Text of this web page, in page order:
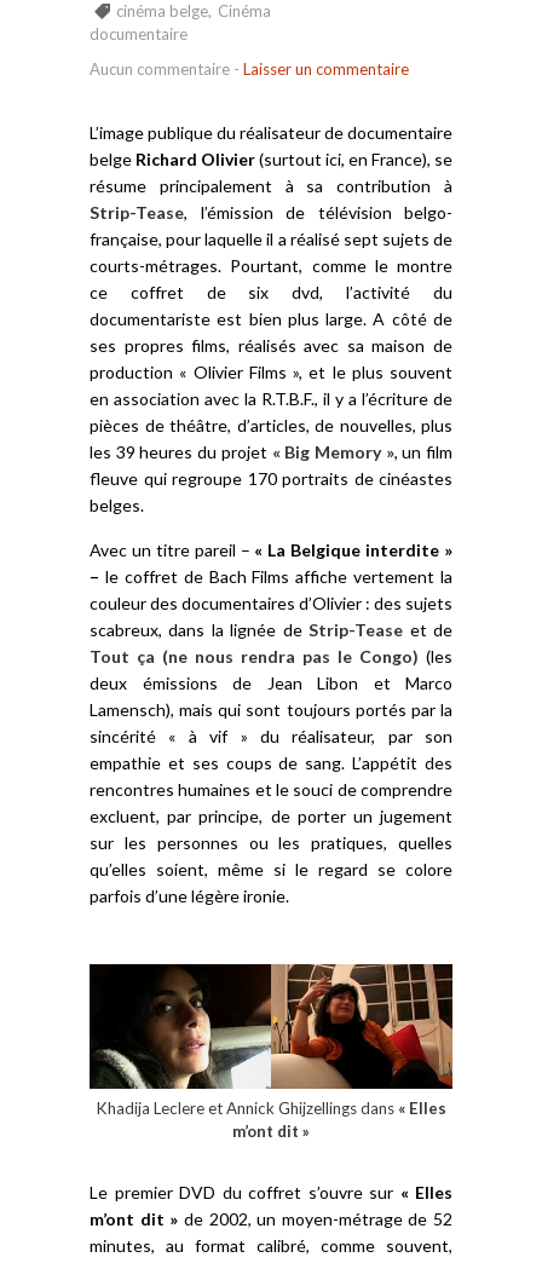
cinéma belge, Cinéma
documentaire
Aucun commentaire - Laisser un commentaire
L’image publique du réalisateur de documentaire
belge Richard Olivier(surtout ici, en France), se
résume principalement à sa contribution à
Strip-Tease, l’émission de télévision belgo-
française, pour laquelle il a réalisé sept sujets de
courts-métrages. Pourtant, comme le montre
ce coffret de six dvd, l’activité du
documentariste est bien plus large. A côté de
ses propres films, réalisés avec sa maison de
production « Olivier Films », et le plus souvent
en association avec la R.T.B.F., il y a l’écriture de
pièces de théâtre, d’articles, de nouvelles, plus
les 39 heures du projet « Big Memory », un film
fleuve qui regroupe 170 portraits de cinéastes
belges.
Avec un titre pareil – « La Belgique interdite »
– le coffret de Bach Films affiche vertement la
couleur des documentaires d’Olivier : des sujets
scabreux, dans la lignée deStrip-Tease et de
Tout ça (ne nous rendra pas le Congo) (les
deux émissions de Jean Libon et Marco
Lamensch), mais qui sont toujours portés par la
sincérité « à vif » du réalisateur, par son
empathie et ses coups de sang. L’appétit des
rencontres humaines et le souci de comprendre
excluent, par principe, de porter un jugement
sur les personnes ou les pratiques, quelles
qu’elles soient, même si le regard se colore
parfois d’une légère ironie.
Khadija Leclere et Annick Ghijzellings dans « Elles
m’ont dit »
Le premier DVD du coffret s’ouvre sur « Elles
m’ont dit » de 2002, un moyen-métrage de 52
minutes, au format calibré, comme souvent,